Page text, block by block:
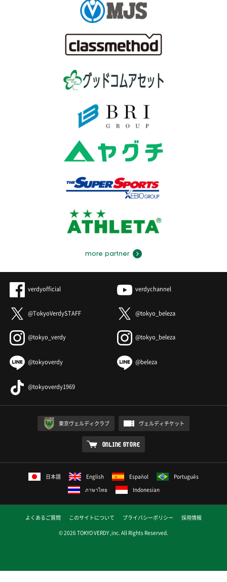
more partner
verdyofficial verdychannel
@TokyoVerdySTAFF @tokyo_beleza
@tokyo_verdy @tokyo_beleza
@tokyoverdy @beleza
@tokyoverdy1969
東京ヴェルディクラブ ヴェルディチケット
ONLINE STORE
日本語 English Español
Português
ภาษาไทย
Indonesian
よくあるご質問 このサイトについて プライバシーポリシー
採用情報
© 2026 TOKYO VERDY ,inc. All Rights Reserved.